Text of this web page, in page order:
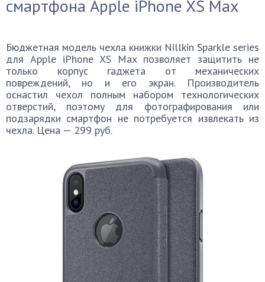
смартфона Apple iPhone XS Max
Бюджетная модель чехла книжки Nillkin Sparkle series
для Apple iPhone XS Max позволяет защитить не
только корпус гаджета от механических
повреждений, но и его экран. Производитель
оснастил чехол полным набором технологических
отверстий, поэтому для фотографирования или
подзарядки смартфон не потребуется извлекать из
чехла. Цена — 299 руб.